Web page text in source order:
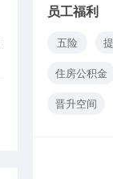
员工福利
五险
住房公积金
晋升空间